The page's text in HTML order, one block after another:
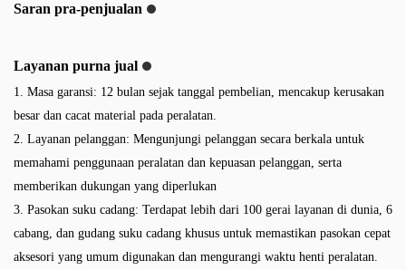
Saran pra-penjualan
Layanan purna jual
1. Masa garansi: 12 bulan sejak tanggal pembelian, mencakup kerusakan
besar dan cacat material pada peralatan.
2. Layanan pelanggan: Mengunjungi pelanggan secara berkala untuk
memahami penggunaan peralatan dan kepuasan pelanggan, serta
memberikan dukungan yang diperlukan
3. Pasokan suku cadang: Terdapat lebih dari 100 gerai layanan di dunia, 6
cabang, dan gudang suku cadang khusus untuk memastikan pasokan cepat
aksesori yang umum digunakan dan mengurangi waktu henti peralatan.